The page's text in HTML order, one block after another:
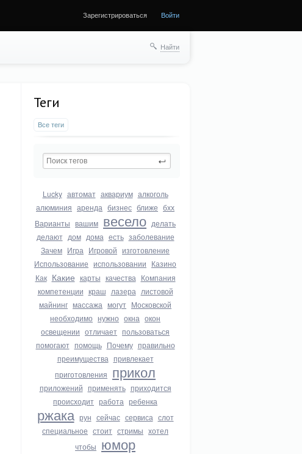
Зарегистрироваться Войти
Найти
Теги
Все теги
Lucky автомат аквариум алкоголь
алюминия аренда бизнес ближе бхх
Варианты вашим весело делать
делают дом дома есть заболевание
Зачем Игра Игровой изготовление
Использование использовании Казино
Как Какие карты качества Компания
компетенции краш лазера листовой
майнинг массажа могут Московской
необходимо нужно окна окон
освещении отличает пользоваться
помогают помощь Почему правильно
преимущества привлекает
приготовления прикол
приложений применять приходится
происходит работа ребенка
ржака рун сейчас сервиса слот
специальное стоит стримы хотел
чтобы юмор